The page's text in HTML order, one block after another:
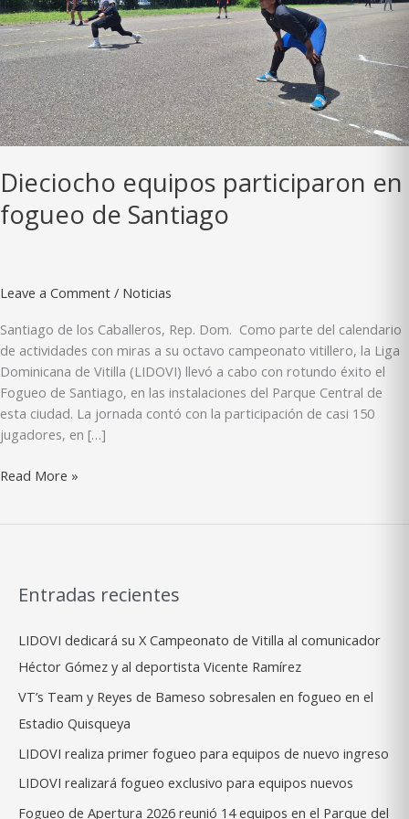
Dieciocho equipos participaron en
fogueo de Santiago
Leave a Comment / Noticias
Santiago de los Caballeros, Rep. Dom. Como parte del calendario
de actividades con miras a su octavo campeonato vitillero, la Liga
Dominicana de Vitilla (LIDOVI) llevó a cabo con rotundo éxito el
Fogueo de Santiago, en las instalaciones del Parque Central de
esta ciudad. La jornada contó con la participación de casi 150
jugadores, en […]
Dieciocho
Santiago
Read More »
Entradas recientes
LIDOVI dedicará su X Campeonato de Vitilla al comunicador
Héctor Gómez y al deportista Vicente Ramírez
VT’s Team y Reyes de Bameso sobresalen en fogueo en el
Estadio Quisqueya
LIDOVI realiza primer fogueo para equipos de nuevo ingreso
LIDOVI realizará fogueo exclusivo para equipos nuevos
Fogueo de Apertura 2026 reunió 14 equipos en el Parque del